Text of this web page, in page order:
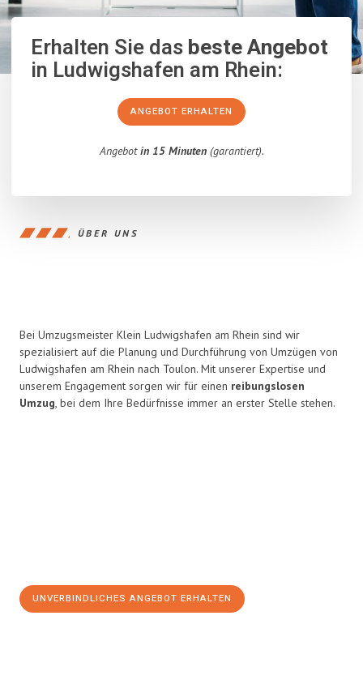
Erhalten Sie dasbeste Angebot
in Ludwigshafen am Rhein:
ANGEBOT ERHALTEN
Angebotin 15 Minuten(garantiert).
ÜBER UNS
Bei Umzugsmeister Klein Ludwigshafen am Rhein sind wir
spezialisiert auf die Planung und Durchführung von Umzügen von
Ludwigshafen am Rhein nach Toulon. Mit unserer Expertise und
unserem Engagement sorgen wir für einen reibungslosen
Umzug, bei dem Ihre Bedürfnisse immer an erster Stelle stehen.
UNVERBINDLICHES ANGEBOT ERHALTEN